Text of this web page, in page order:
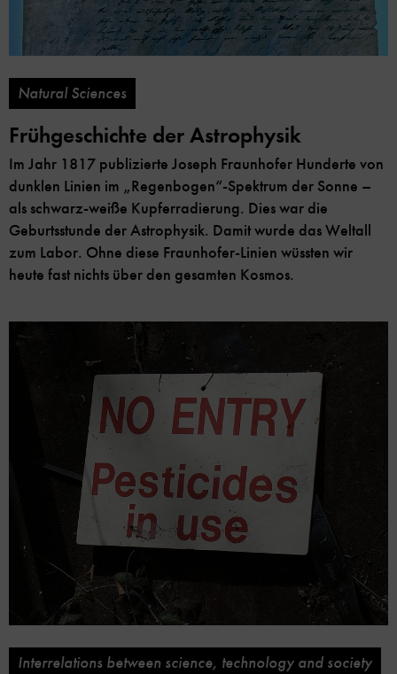
Natural Sciences
Frühgeschichte der Astrophysik
Im Jahr 1817 publizierte Joseph Fraunhofer Hunderte von
dunklen Linien im „Regenbogen“-Spektrum der Sonne –
als schwarz-weiße Kupferradierung. Dies war die
Geburtsstunde der Astrophysik. Damit wurde das Weltall
zum Labor. Ohne diese Fraunhofer-Linien wüssten wir
heute fast nichts über den gesamten Kosmos.
Interrelations between science, technology and society